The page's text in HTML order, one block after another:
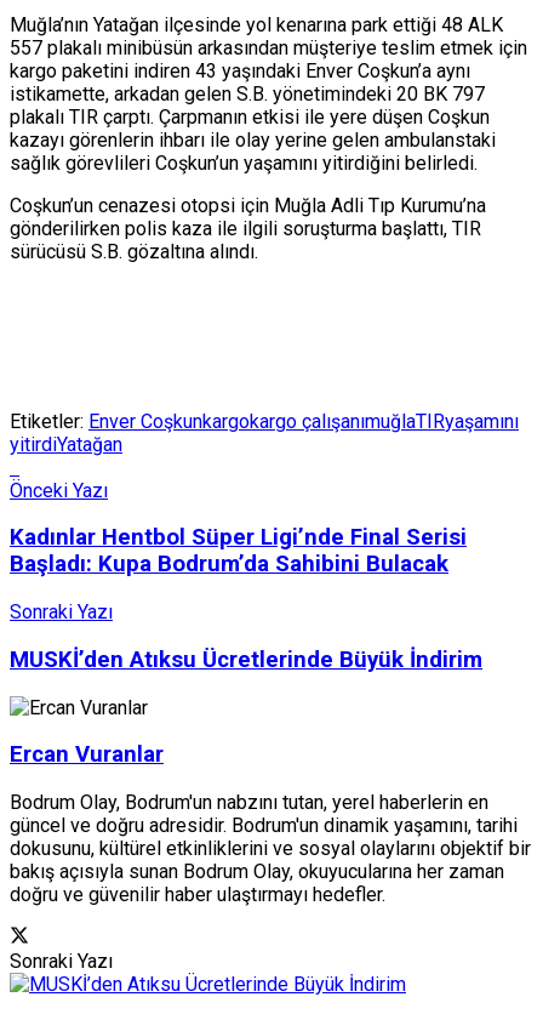
Muğla’nın Yatağan ilçesinde yol kenarına park ettiği 48 ALK
557 plakalı minibüsün arkasından müşteriye teslim etmek için
kargo paketini indiren 43 yaşındaki Enver Coşkun’a aynı
istikamette, arkadan gelen S.B. yönetimindeki 20 BK 797
plakalı TIR çarptı. Çarpmanın etkisi ile yere düşen Coşkun
kazayı görenlerin ihbarı ile olay yerine gelen ambulanstaki
sağlık görevlileri Coşkun’un yaşamını yitirdiğini belirledi.
Coşkun’un cenazesi otopsi için Muğla Adli Tıp Kurumu’na
gönderilirken polis kaza ile ilgili soruşturma başlattı, TIR
sürücüsü S.B. gözaltına alındı.
Etiketler: Enver Coşkunkargokargo çalışanımuğlaTIRyaşamını
yitirdiYatağan
Önceki Yazı
Kadınlar Hentbol Süper Ligi’nde Final Serisi
Başladı: Kupa Bodrum’da Sahibini Bulacak
Sonraki Yazı
MUSKİ’den Atıksu Ücretlerinde Büyük İndirim
Ercan Vuranlar
Bodrum Olay, Bodrum'un nabzını tutan, yerel haberlerin en
güncel ve doğru adresidir. Bodrum'un dinamik yaşamını, tarihi
dokusunu, kültürel etkinliklerini ve sosyal olaylarını objektif bir
bakış açısıyla sunan Bodrum Olay, okuyucularına her zaman
doğru ve güvenilir haber ulaştırmayı hedefler.
Sonraki Yazı